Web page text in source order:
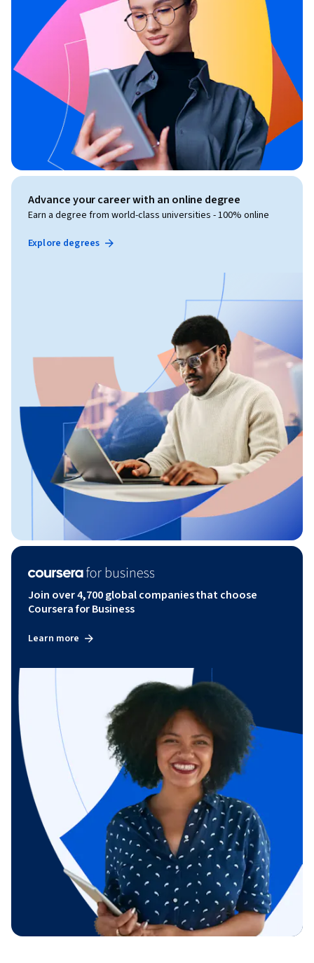
Advance your career with an online degree
Earn a degree from world-class universities - 100% online
Explore degrees
Join over 4,700 global companies that choose
Coursera for Business
Learn more